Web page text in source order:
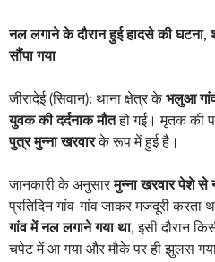
नल लगाने के दौरान हुई हादसे की घटना,
सौंपा गया
जीरादेई (सिवान): थाना क्षेत्र केभलुआ
युवक की दर्दनाक मौतहो गई। मृतक की
पुत्र मुन्ना खरवारके रूप में हुई है।
जानकारी के अनुसारमुन्ना खरवार पेशे से
प्रतिदिन गांव-गांव जाकर मजदूरी करता
गांव में नल लगाने गया था, इसी दौरान
चपेट में आ गया और मौके पर ही झुलस